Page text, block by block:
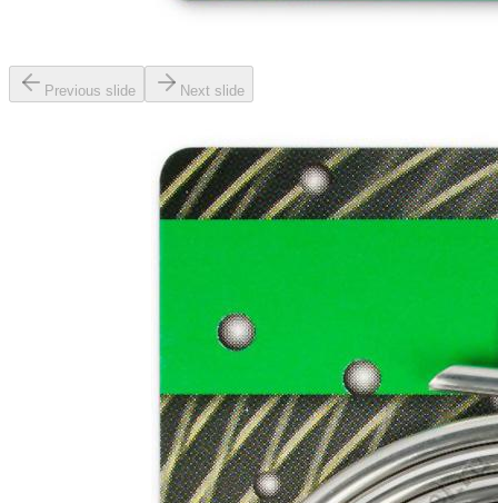
Previous slide Next slide